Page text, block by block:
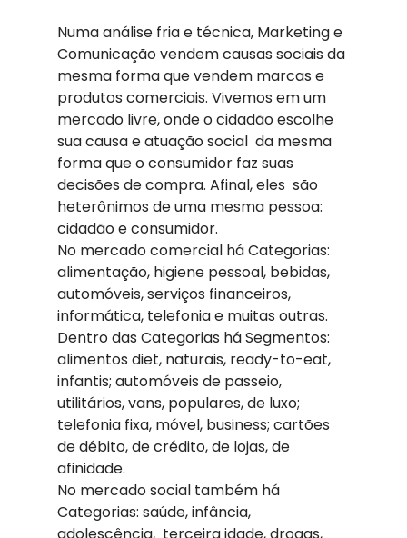
Numa análise fria e técnica, Marketing e
Comunicação vendem causas sociais da
mesma forma que vendem marcas e
produtos comerciais. Vivemos em um
mercado livre, onde o cidadão escolhe
sua causa e atuação social  da mesma
forma que o consumidor faz suas
decisões de compra. Afinal, eles  são
heterônimos de uma mesma pessoa:
cidadão e consumidor.
No mercado comercial há Categorias:
alimentação, higiene pessoal, bebidas,
automóveis, serviços financeiros,
informática, telefonia e muitas outras.
Dentro das Categorias há Segmentos:
alimentos diet, naturais, ready-to-eat,
infantis; automóveis de passeio,
utilitários, vans, populares, de luxo;
telefonia fixa, móvel, business; cartões
de débito, de crédito, de lojas, de
afinidade.
No mercado social também há
Categorias: saúde, infância,